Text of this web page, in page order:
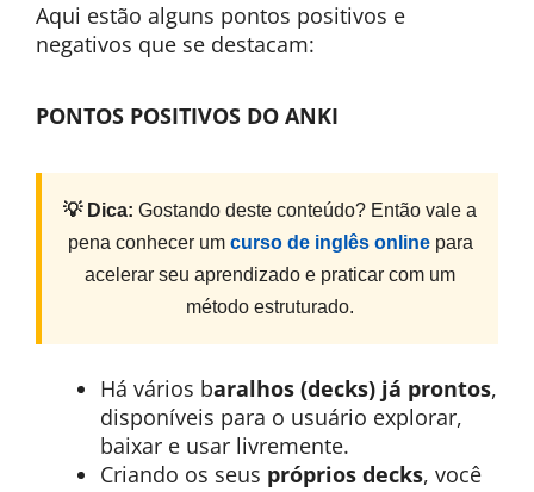
Aqui estão alguns pontos positivos e
negativos que se destacam:
PONTOS POSITIVOS DO ANKI
💡 Dica: Gostando deste conteúdo? Então vale a
pena conhecer um curso de inglês onlinepara
acelerar seu aprendizado e praticar com um
método estruturado.
Há vários baralhos (decks) já prontos,
disponíveis para o usuário explorar,
baixar e usar livremente.
Criando os seus próprios decks, você